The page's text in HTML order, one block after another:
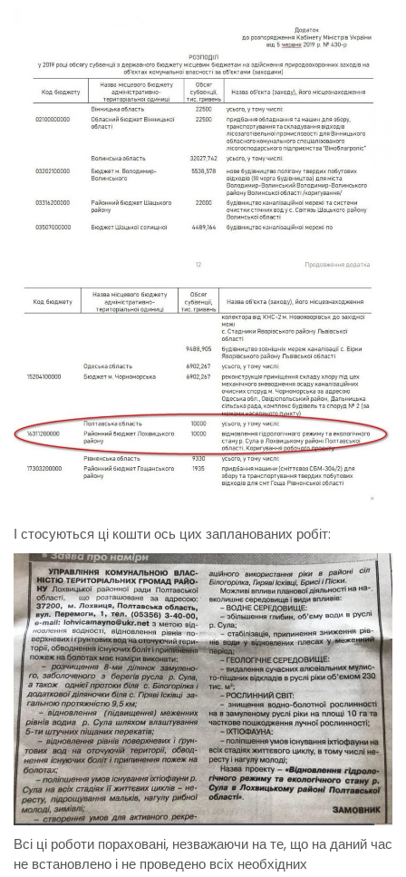
І стосуються ці кошти ось цих запланованих робіт:
Всі ці роботи пораховані, незважаючи на те, що на даний час
не встановлено і не проведено всіх необхідних